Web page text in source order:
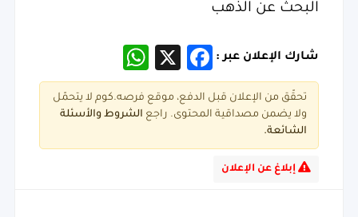
البحث عن الذهب
شارك الإعلان عبر : Facebook
X
WhatsApp
تحقّق من الإعلان قبل الدفع، موقع فرصه.كوم لا يتحمّل
ولا يضمن مصداقية المحتوى. راجع الشروط والأسئلة
الشائعة.
إبلاغ عن الإعلان